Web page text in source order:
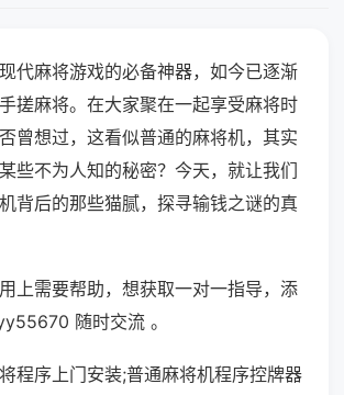
代麻将游戏的必备神器，如今已逐渐
搓麻将。在大家聚在一起享受麻将时
曾想过，这看似普通的麻将机，其实
些不为人知的秘密？今天，就让我们
背后的那些猫腻，探寻输钱之谜的真
上需要帮助，想获取一对一指导，添
随时交流 。
程序上门安装;普通麻将机程序控牌器